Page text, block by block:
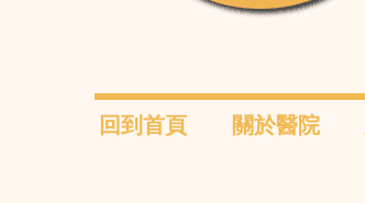
回到首頁 關於醫院